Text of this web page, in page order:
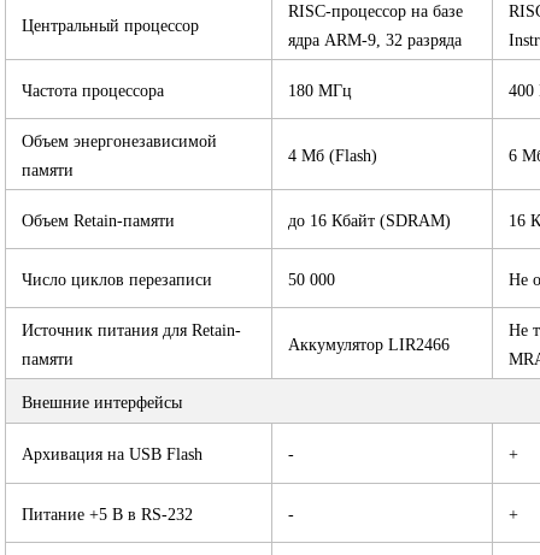
Центральный процессор
RISC-процессор на базе
ядра ARM-9, 32 разряда
Частота процессора 180 МГц
Объем энергонезависимой
памяти
4 Мб (Flash) 6
Объем Retain-памяти до 16 Кбайт (SDRAM) 16
Число циклов перезаписи 50 000 Не
Источник питания для Retain-
памяти
Аккумулятор LIR2466
Не
Внешние интерфейсы
Архивация на USB Flash - +
Питание +5 В в RS-232 - +